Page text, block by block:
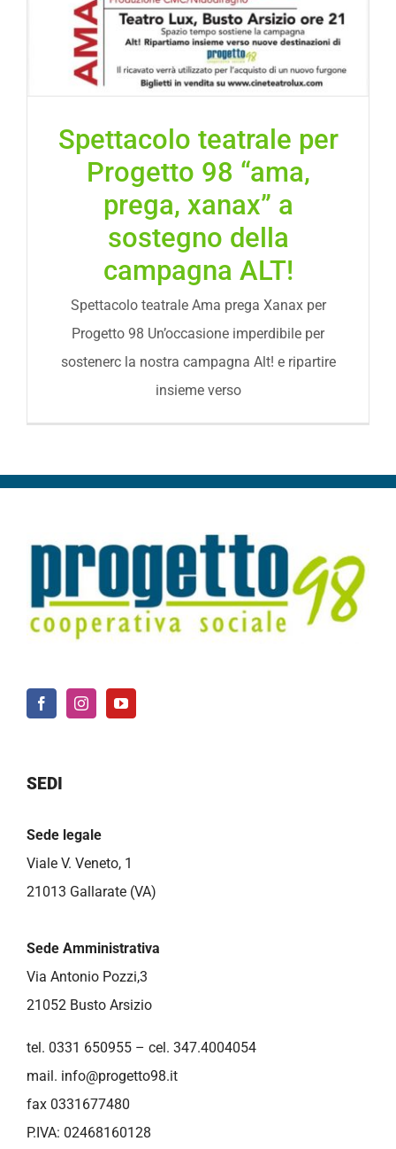
Spettacolo teatrale per
Progetto 98 “ama,
prega, xanax” a
sostegno della
campagna ALT!
Spettacolo teatrale Ama prega Xanax per
Progetto 98 Un’occasione imperdibile per
sostenerc la nostra campagna Alt! e ripartire
insieme verso
SEDI
Sede legale
Viale V. Veneto, 1
21013 Gallarate (VA)
Sede Amministrativa
Via Antonio Pozzi,3
21052 Busto Arsizio
tel. 0331 650955 – cel. 347.4004054
mail. info@progetto98.it
fax 0331677480
P.IVA: 02468160128